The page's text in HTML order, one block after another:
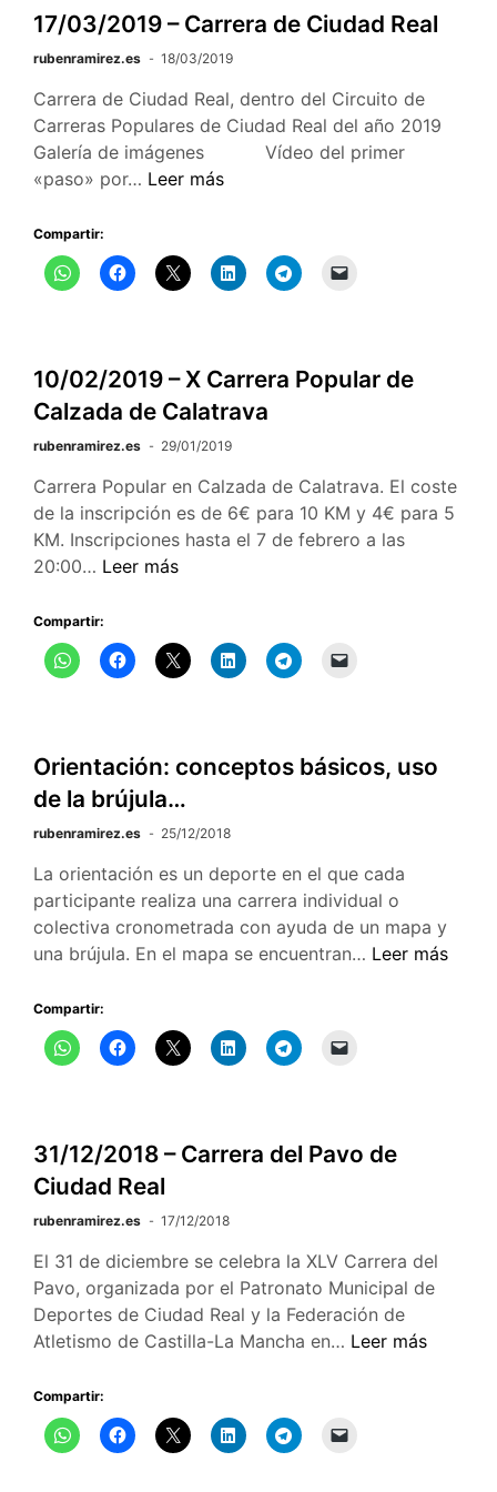
17/03/2019 – Carrera de Ciudad Real
rubenramirez.es 18/03/2019
Carrera de Ciudad Real, dentro del Circuito de
Carreras Populares de Ciudad Real del año 2019
Galería de imágenes Vídeo del primer
«paso» por… 17/03/2019
de
Ciudad
Leer más
Compartir:
10/02/2019 – X Carrera Popular de
Calzada de Calatrava
rubenramirez.es 29/01/2019
Carrera Popular en Calzada de Calatrava. El coste
de la inscripción es de 6€ para 10 KM y 4€ para 5
KM. Inscripciones hasta el 7 de febrero a las
20:00… 10/02/2019
X
Carrera
Popular
Calatrava
Leer más
Compartir:
Orientación: conceptos básicos, uso
de la brújula…
rubenramirez.es 25/12/2018
La orientación es un deporte en el que cada
participante realiza una carrera individual o
colectiva cronometrada con ayuda de un mapa y
una brújula. En el mapa se encuentran… Orientación:
Leer más
Compartir:
31/12/2018 – Carrera del Pavo de
Ciudad Real
rubenramirez.es 17/12/2018
El 31 de diciembre se celebra la XLV Carrera del
Pavo, organizada por el Patronato Municipal de
Deportes de Ciudad Real y la Federación de
Atletismo de Castilla-La Mancha en… 31/12/2018
Leer más
Compartir: